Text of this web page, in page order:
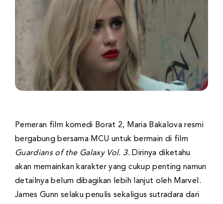
Pemeran film komedi Borat 2, Maria Bakalova resmi
bergabung bersama MCU untuk bermain di film
Guardians of the Galaxy Vol. 3. Dirinya diketahu
akan memainkan karakter yang cukup penting namun
detailnya belum dibagikan lebih lanjut oleh Marvel.
James Gunn selaku penulis sekaligus sutradara dari